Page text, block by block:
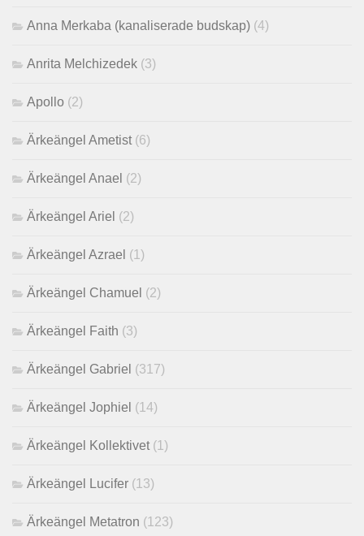
Anna Merkaba (kanaliserade budskap) (4)
Anrita Melchizedek (3)
Apollo (2)
Ärkeängel Ametist (6)
Ärkeängel Anael (2)
Ärkeängel Ariel (2)
Ärkeängel Azrael (1)
Ärkeängel Chamuel (2)
Ärkeängel Faith (3)
Ärkeängel Gabriel (317)
Ärkeängel Jophiel (14)
Ärkeängel Kollektivet (1)
Ärkeängel Lucifer (13)
Ärkeängel Metatron (123)